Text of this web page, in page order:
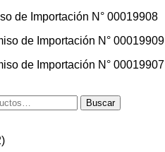
de Importación N° 00019908
de Importación N° 00019909
de Importación N° 00019907
Buscar